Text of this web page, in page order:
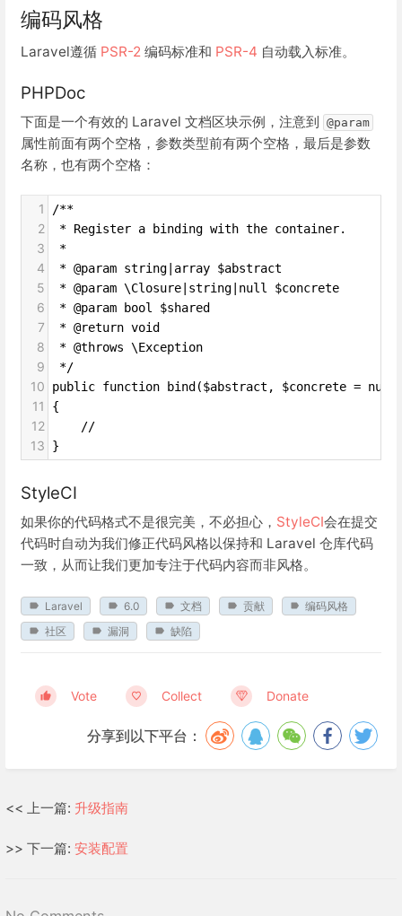
编码风格
Laravel遵循 PSR-2 编码标准和 PSR-4 自动载入标准。
PHPDoc
下面是一个有效的 Laravel 文档区块示例，注意到 @param
属性前面有两个空格，参数类型前有两个空格，最后是参数
名称，也有两个空格：
1 /**
2 * Register a binding with the container.
3 *
4 * @param string|array $abstract
5 * @param \Closure|string|null $concrete
6 * @param bool $shared
7 * @return void
8 * @throws \Exception
9 */
10 public function bind($abstract, $concrete =
11 {
12
    //
13 }
StyleCI
如果你的代码格式不是很完美，不必担心， StyleCI会在提交
代码时自动为我们修正代码风格以保持和 Laravel 仓库代码
一致，从而让我们更加专注于代码内容而非风格。
Laravel 6.0 文档 贡献
编码风格
社区
漏洞 缺陷
Vote Collect Donate
分享到以下平台：
<< 上一篇: 升级指南
>> 下一篇: 安装配置